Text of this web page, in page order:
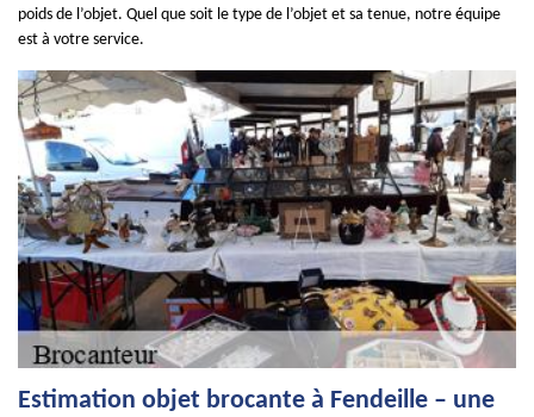
poids de l’objet. Quel que soit le type de l’objet et sa tenue, notre équipe
est à votre service.
Estimation objet brocante à Fendeille – une